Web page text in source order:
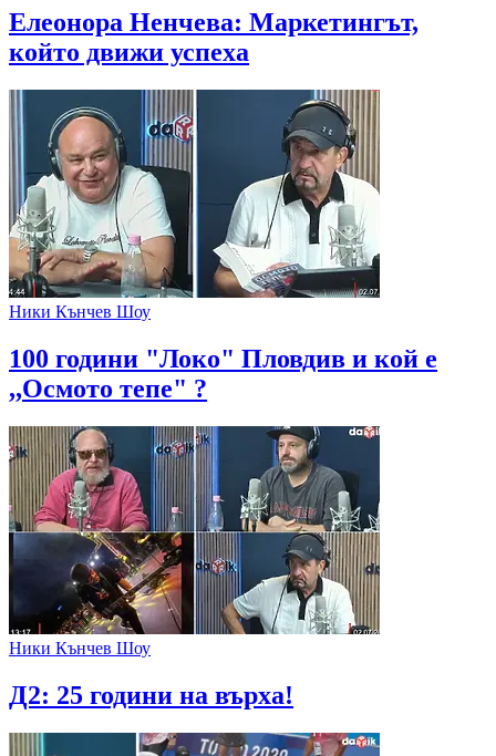
Елеонора Ненчева: Маркетингът,
който движи успеха
Ники Кънчев Шоу
100 години "Локо" Пловдив и кой е
,,Осмото тепе" ?
Ники Кънчев Шоу
Д2: 25 години на върха!